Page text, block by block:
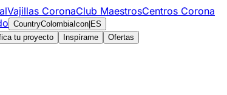
Vajillas CoronaClub MaestrosCentros Corona
CountryColombiaIcon ES
tu proyecto Inspírame Ofertas